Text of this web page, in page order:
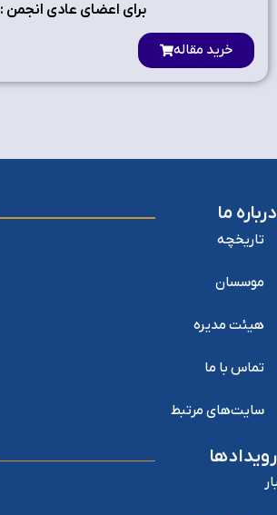
برای اعضای عادی انجمن : ۴٠,٠٠٠ ریال
خرید مقاله
درباره ما
تاریخچه
موسسان
هیئت مدیره
تماس با ما
سایت‌های مرتبط
رویدادها